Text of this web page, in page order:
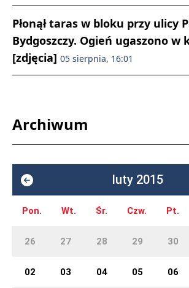
Płonął taras w bloku przy ulicy
Bydgoszczy. Ogień ugaszono
[zdjęcia] 05 sierpnia, 16:01
Archiwum
luty 2015
Pon. Wt. Śr. Czw. Pt.
26 27 28 29 30
02 03 04 05 06